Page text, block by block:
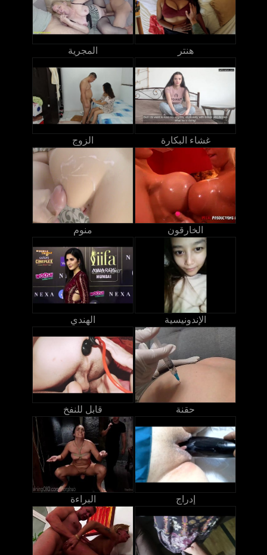
المجرية هنتر
الزوج غشاء البكارة
منوم الخارقون
الهندي الإندونيسية
قابل للنفخ حقنة
البراءة إدراج